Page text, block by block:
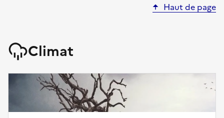
Haut de page
Climat